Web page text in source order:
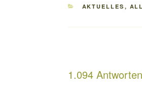
KATEGORIEN
AKTUELLES ,
1.094